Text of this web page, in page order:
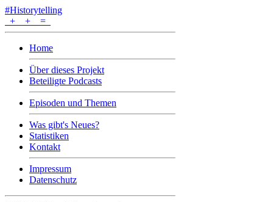
#Historytelling
+
+ =
Home
Über dieses Projekt
Beteiligte Podcasts
Episoden und Themen
Was gibt's Neues?
Statistiken
Kontakt
Impressum
Datenschutz